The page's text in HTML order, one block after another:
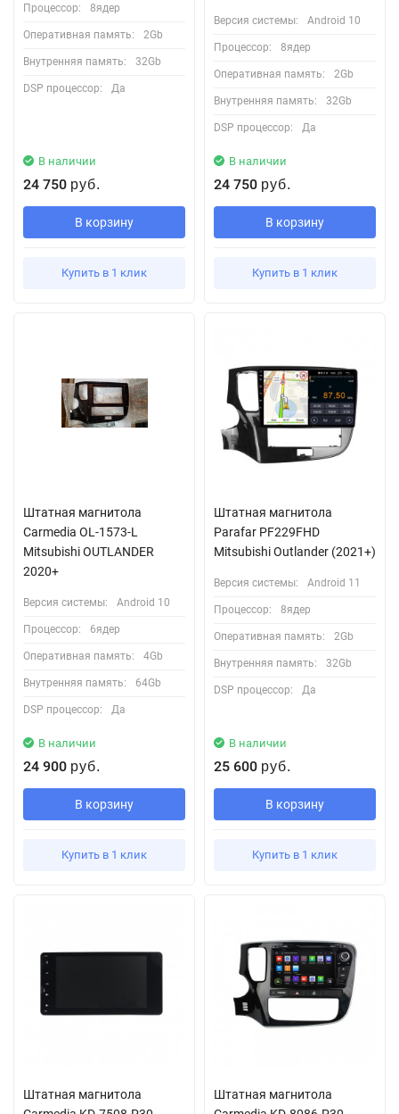
Процессор: 8ядер
Оперативная память: 2Gb
Внутренняя память: 32Gb
DSP процессор: Да
В наличии
24 750 руб.
В корзину
Купить в 1 клик
Версия системы: Android 10
Процессор: 8ядер
Оперативная память: 2Gb
Внутренняя память: 32Gb
DSP процессор: Да
В наличии
24 750 руб.
В корзину
Купить в 1 клик
Штатная магнитола
Carmedia OL-1573-L
Mitsubishi OUTLANDER
2020+
Версия системы: Android 10
Процессор: 6ядер
Оперативная память: 4Gb
Внутренняя память: 64Gb
DSP процессор: Да
В наличии
24 900 руб.
В корзину
Купить в 1 клик
Штатная магнитола
Parafar PF229FHD
Mitsubishi Outlander (2021+)
Версия системы: Android 11
Процессор: 8ядер
Оперативная память: 2Gb
Внутренняя память: 32Gb
DSP процессор: Да
В наличии
25 600 руб.
В корзину
Купить в 1 клик
Штатная магнитола
Штатная магнитола